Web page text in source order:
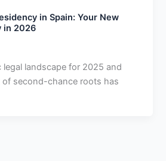
in Spain: Your New
in 2026
legal landscape for 2025 and
second-chance roots has